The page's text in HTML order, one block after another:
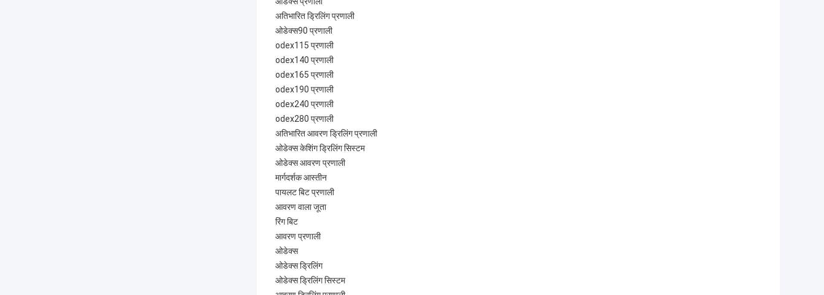
अतिभारित ड्रिलिंग प्रणाली
ओडेक्स90 प्रणाली
odex115 प्रणाली
odex140 प्रणाली
odex165 प्रणाली
odex190 प्रणाली
odex240 प्रणाली
odex280 प्रणाली
अतिभारित आवरण ड्रिलिंग प्रणाली
ओडेक्स केशिंग ड्रिलिंग सिस्टम
ओडेक्स आवरण प्रणाली
मार्गदर्शक आस्तीन
पायलट बिट प्रणाली
आवरण वाला जूता
रिंग बिट
आवरण प्रणाली
ओडेक्स
ओडेक्स ड्रिलिंग
ओडेक्स ड्रिलिंग सिस्टम